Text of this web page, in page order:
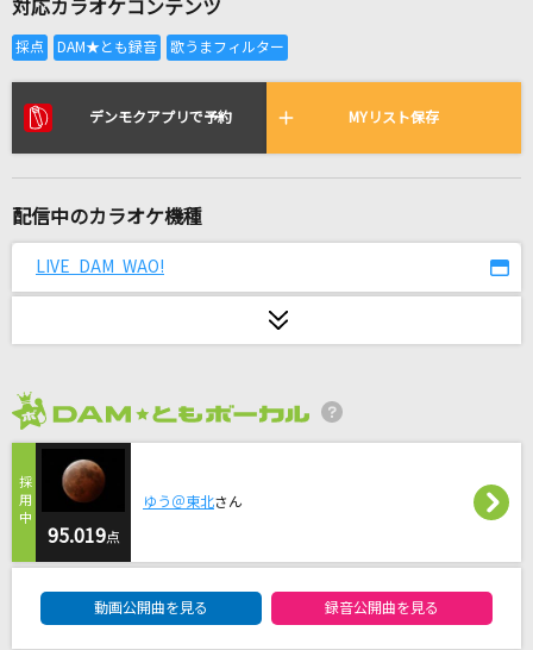
リアルタイムで歌われている曲の一覧
Seventh Heaven
春なのに
柏原芳恵
バルーン
怪獣
紅蓮華
LiSA
君と夏フェス
SHISHAMO
対応カラオケコンテンツ
デンモクアプリで予約 MYリスト保存
配信中のカラオケ機種
LIVE DAM WAO!
95.019点
ゆう＠東北さん
動画公開曲を見る 録音公開曲を見る